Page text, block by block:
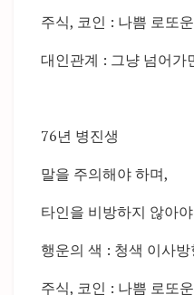
주식, 코인 : 나쁨 로또
대인관계 : 그냥 넘어가
76년 병진생
말을 주의해야 하며,
타인을 비방하지 않아
행운의 색 : 청색 이사
주식, 코인 : 나쁨 로또